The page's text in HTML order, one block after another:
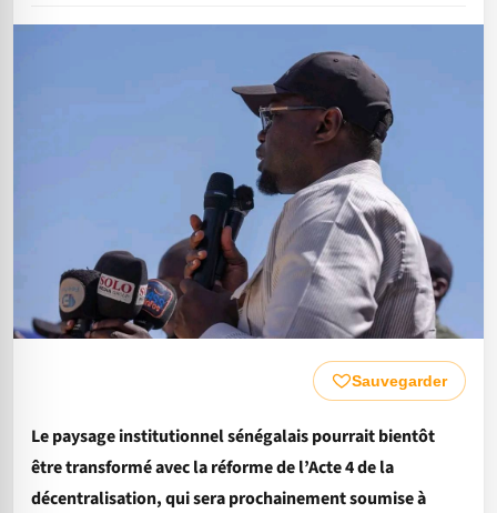
Sauvegarder
Le paysage institutionnel sénégalais pourrait bientôt
être transformé avec la réforme de l’Acte 4 de la
décentralisation, qui sera prochainement soumise à